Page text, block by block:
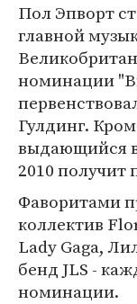
Пол Эпворт
главной
номинации
Гулдинг.
выдающийся
2010 получит
Фаворитами
коллектив
Lady Gaga,
бенд JLS -
номинации.